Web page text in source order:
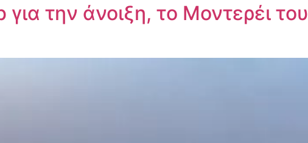
την άνοιξη, το Μοντερέι του